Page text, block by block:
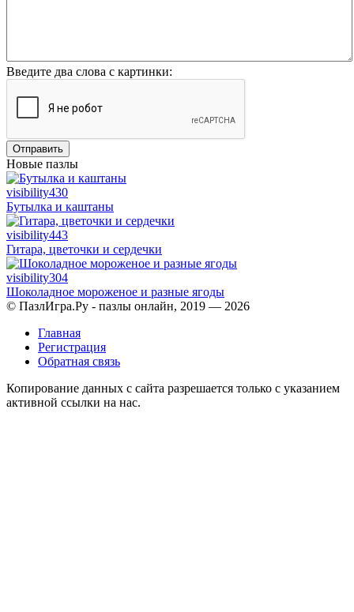
Введите два слова с картинки:
Отправить
Новые пазлы
visibility430
Бутылка и каштаны
visibility443
Гитара, цветочки и сердечки
visibility304
Шоколадное мороженое и разные ягоды
© ПазлИгра.Ру - пазлы онлайн, 2019 — 2026
Главная
Регистрация
Обратная связь
Копирование данных с сайта разрешается только с указанием
активной ссылки на нас.